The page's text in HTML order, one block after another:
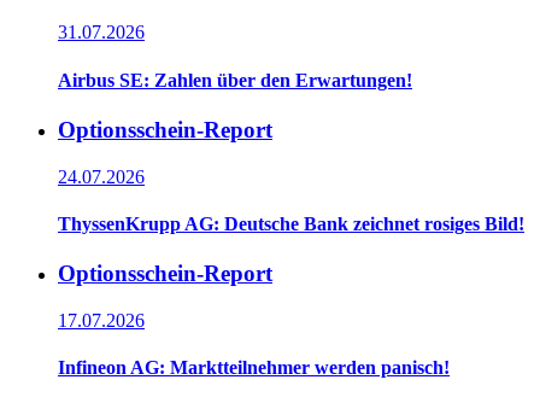
31.07.2026
Airbus SE: Zahlen über den Erwartungen!
Optionsschein-Report
24.07.2026
ThyssenKrupp AG: Deutsche Bank zeichnet rosiges Bild!
Optionsschein-Report
17.07.2026
Infineon AG: Marktteilnehmer werden panisch!